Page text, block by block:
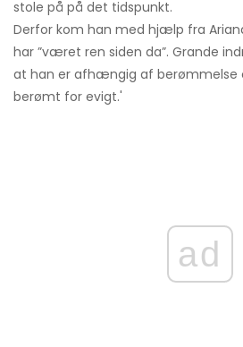
stole på på det tidspunkt.
Derfor kom han med hjælp fra
har ”været ren siden da”. Grande
at han er afhængig af berømmelse
berømt for evigt.'
ad